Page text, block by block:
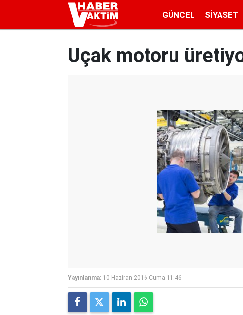
GÜNCEL SIYASET
Uçak motoru
Yayınlanma: 10 Haziran 2016 Cuma 11:46